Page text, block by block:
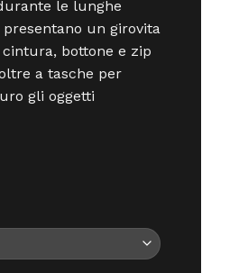
le lunghe
un girovita
bottone e zip
a tasche per
gli oggetti
€.